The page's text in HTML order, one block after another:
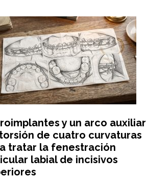
y un arco auxiliar
de cuatro curvaturas
tratar la fenestración
labial de incisivos